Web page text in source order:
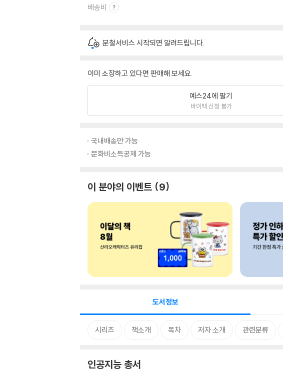
배송비
분철서비스 시작되면 알려드립니다.
이미 소장하고 있다면 판매해 보세요.
예스24에 팔기
바이백 신청 불가
국내배송만 가능
문화비소득공제 가능
이 분야의 이벤트 9
도서정보
시리즈 책소개 목차 저자 소개 관련분류
인공지능 총서